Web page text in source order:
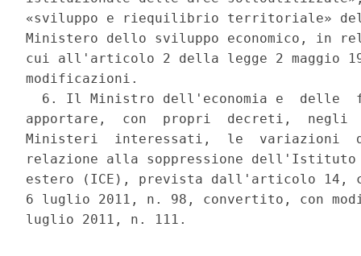
«sviluppo e riequilibrio territoriale»
Ministero dello sviluppo economico, in
cui all'articolo 2 della legge 2 maggio
modificazioni.
6. Il Ministro dell'economia e  delle
apportare,  con  propri  decreti,
Ministeri  interessati,  le  variazioni
relazione alla soppressione dell'Istituto
estero (ICE), prevista dall'articolo 14,
6 luglio 2011, n. 98, convertito, con